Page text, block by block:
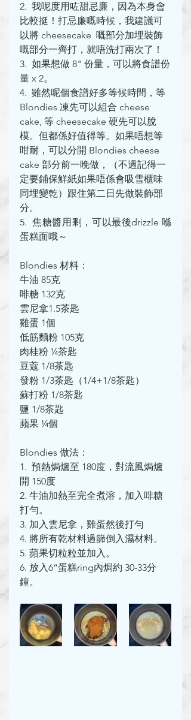
2.  我呢度用咗甜忌廉，因為本身會
比較挺！打忌廉嘅時候，我建議可
以將 cheesecake  嘅部分加埋裝飾
嘅部分一齊打，就唔洗打兩次了！
3.  如果想做 8" 份量，可以將食譜份
量 x 2。
4.  雖然呢個食譜好多等候時間，等
Blondies 凍先可以組合 cheese
cake, 等 cheesecake 硬先可以脫
模。但都係好值得等。如果唔想等
咁耐，可以分開 Blondies cheese
cake 部分前一晚做，（不過記得一
定要鋪保鮮紙如果唔係會吸雪櫃味
同埋變乾）跟住第二日先做裝飾部
分。
5.  焦糖醬用剩，可以最後drizzle 喺
蛋糕面哦～
Blondies 材料：
牛油 85克
啡糖 132克
雲尼拿1.5茶匙
雞蛋 1個
低筋麵粉 105克
肉桂粉 ¼茶匙
豆蔻 1/8茶匙
發粉 1/3茶匙（1/4+1/8茶匙）
蘇打粉 1/8茶匙
鹽 1/8茶匙
蘋果 ¼個
Blondies 做法：
1.  預熱焗爐至 180度，對流風焗爐
開 150度
2. 牛油加熱至完全煮溶，加入啡糖
打勻。
3. 加入雲尼拿，雞蛋然後打勻
4. 將所有乾材料過篩倒入濕材料。
5. 蘋果切粒粒並加入。
6. 放入6“蛋糕ring內焗約 30-33分
鐘。